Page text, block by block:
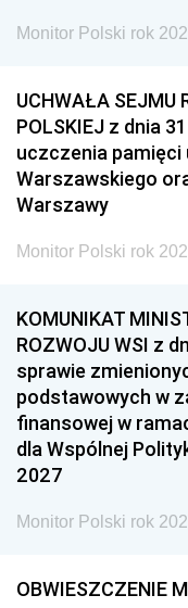
Monitor Polski rok
UCHWAŁA SEJMU
POLSKIEJ z dnia
uczczenia
Warszawskiego
Warszawy
Monitor Polski rok
KOMUNIKAT
ROZWOJU WSI z
sprawie
podstawowych w
finansowej w
dla Wspólnej
2027
Monitor Polski rok
OBWIESZCZENIE